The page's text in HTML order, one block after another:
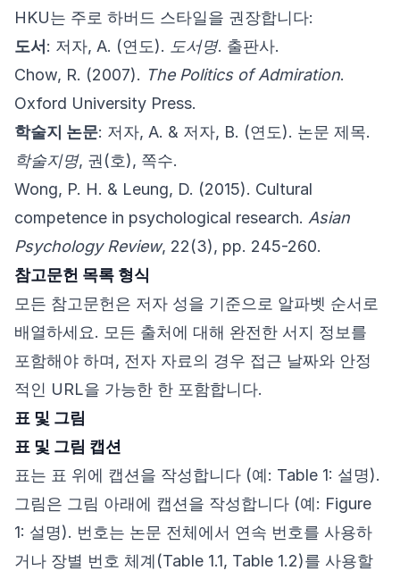
HKU는 주로 하버드 스타일을 권장합니다:
도서 : 저자, A. (연도). 도서명. 출판사.
Chow, R. (2007). The Politics of Admiration.
Oxford University Press.
학술지 논문: 저자, A. & 저자, B. (연도). 논문 제목.
학술지명, 권(호), 쪽수.
Wong, P. H. & Leung, D. (2015). Cultural
competence in psychological research. Asian
Psychology Review, 22(3), pp. 245-260.
참고문헌 목록 형식
모든 참고문헌은 저자 성을 기준으로 알파벳 순서로
배열하세요. 모든 출처에 대해 완전한 서지 정보를
포함해야 하며, 전자 자료의 경우 접근 날짜와 안정
적인 URL을 가능한 한 포함합니다.
표 및 그림
표 및 그림 캡션
표는 표 위에 캡션을 작성합니다 (예: Table 1: 설명).
그림은 그림 아래에 캡션을 작성합니다 (예: Figure
1: 설명). 번호는 논문 전체에서 연속 번호를 사용하
거나 장별 번호 체계(Table 1.1, Table 1.2)를 사용할